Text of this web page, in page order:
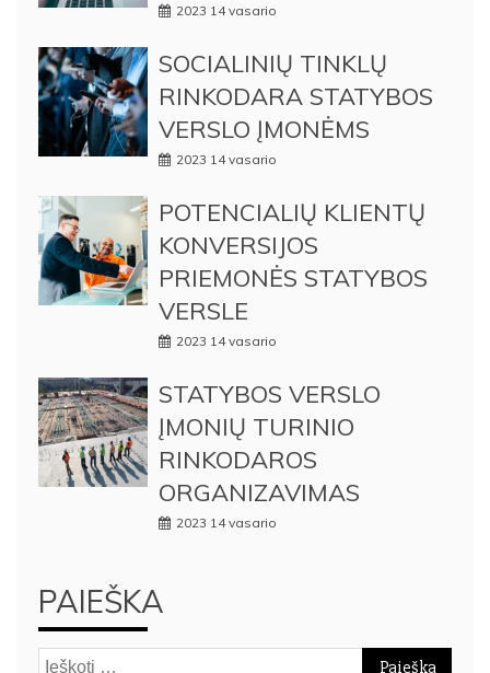
2023 14 vasario
SOCIALINIŲ TINKLŲ
RINKODARA STATYBOS
VERSLO ĮMONĖMS
2023 14 vasario
POTENCIALIŲ KLIENTŲ
KONVERSIJOS
PRIEMONĖS STATYBOS
VERSLE
2023 14 vasario
STATYBOS VERSLO
ĮMONIŲ TURINIO
RINKODAROS
ORGANIZAVIMAS
2023 14 vasario
PAIEŠKA
Ieškoti: